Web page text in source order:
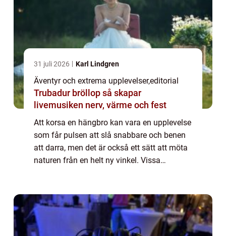
31 juli 2026 Karl Lindgren
Äventyr och extrema upplevelser,editorial
Trubadur bröllop så skapar
livemusiken nerv, värme och fest
Att korsa en hängbro kan vara en upplevelse
som får pulsen att slå snabbare och benen
att darra, men det är också ett sätt att möta
naturen från en helt ny vinkel. Vissa